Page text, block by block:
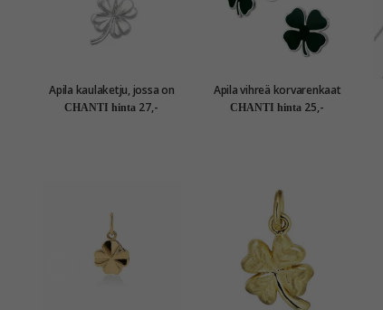
Apila kaulaketju, jossa on
riipus hopeaa
CHANTI hinta 27,-
Apila vihreä korvarenkaat
hopea - Little Ones
CHANTI hinta 25,-